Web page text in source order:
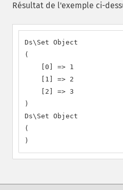
Résultat de l'exemple ci-
Ds\Set Object
(
    [0] => 1
    [1] => 2
    [2] => 3
)
Ds\Set Object
(
)